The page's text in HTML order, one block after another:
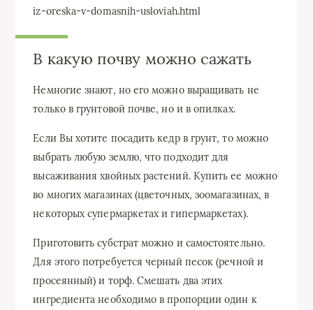
iz-oreska-v-domasnih-usloviah.html
В какую почву можно сажать
Немногие знают, но его можно выращивать не
только в грунтовой почве, но и в опилках.
Если Вы хотите посадить кедр в грунт, то можно
выбрать любую землю, что подходит для
высаживания хвойных растений. Купить ее можно
во многих магазинах (цветочных, зоомагазинах, в
некоторых супермаркетах и гипермаркетах).
Приготовить субстрат можно и самостоятельно.
Для этого потребуется черный песок (речной и
просеянный) и торф. Смешать два этих
ингредиента необходимо в пропорции один к